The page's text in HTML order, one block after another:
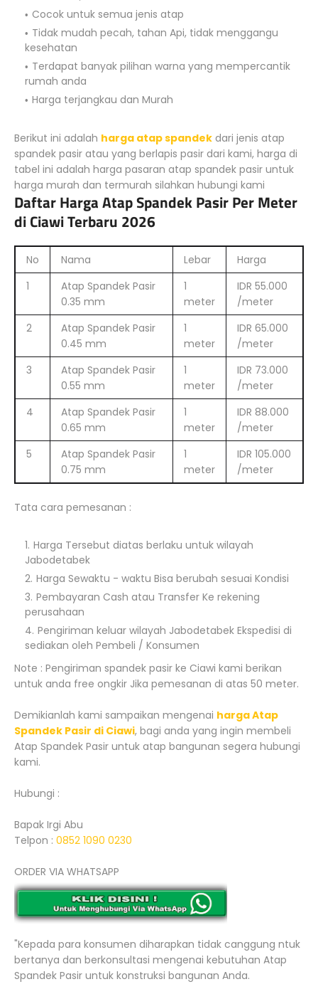
Cocok untuk semua jenis atap
Tidak mudah pecah, tahan Api, tidak menggangu
kesehatan
Terdapat banyak pilihan warna yang mempercantik
rumah anda
Harga terjangkau dan Murah
Berikut ini adalah harga atap spandek dari jenis atap
spandek pasir atau yang berlapis pasir dari kami, harga di
tabel ini adalah harga pasaran atap spandek pasir untuk
harga murah dan termurah silahkan hubungi kami
Daftar Harga Atap Spandek Pasir Per Meter
di Ciawi Terbaru 2026
No Nama Lebar
Harga
1
Atap Spandek Pasir
0.35 mm
1
meter
IDR 55.000
/meter
2
Atap Spandek Pasir
0.45 mm
1
meter
IDR 65.000
/meter
3
Atap Spandek Pasir
0.55 mm
1
meter
IDR 73.000
/meter
4
Atap Spandek Pasir
0.65 mm
1
meter
IDR 88.000
/meter
5
Atap Spandek Pasir
0.75 mm
1
meter
IDR 105.000
/meter
Tata cara pemesanan :
Harga Tersebut diatas berlaku untuk wilayah
Jabodetabek
Harga Sewaktu - waktu Bisa berubah sesuai Kondisi
Pembayaran Cash atau Transfer Ke rekening
perusahaan
Pengiriman keluar wilayah Jabodetabek Ekspedisi di
sediakan oleh Pembeli / Konsumen
Note : Pengiriman spandek pasir ke Ciawi kami berikan
untuk anda free ongkir Jika pemesanan di atas 50 meter.
Demikianlah kami sampaikan mengenai harga Atap
Spandek Pasir di Ciawi, bagi anda yang ingin membeli
Atap Spandek Pasir untuk atap bangunan segera hubungi
kami.
Hubungi :
Bapak Irgi Abu
Telpon : 0852 1090 0230
ORDER VIA WHATSAPP
"Kepada para konsumen diharapkan tidak canggung ntuk
bertanya dan berkonsultasi mengenai kebutuhan Atap
Spandek Pasir untuk konstruksi bangunan Anda.